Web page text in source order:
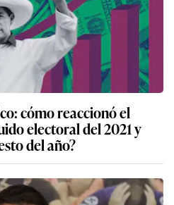
cómo reaccionó el
electoral del 2021 y
del año?